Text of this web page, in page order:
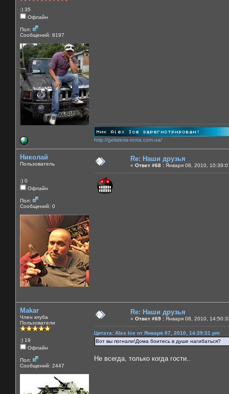
:) 35
Офлайн
Пол:
Сообщений: 8197
http://gelateria-roma.com.ua/
Николай
Пользователь
:) 0
Офлайн
Пол:
Сообщений: 0
Re: Наши друзья
« Ответ #68 : Января 08, 2010,
Makar
Член клуба
Пользователи
:) 19
Офлайн
Пол:
Сообщений: 2447
Re: Наши друзья
« Ответ #69 : Января 08, 2010,
Цитата: Alex Ice от Января 07, 2010, 14:39:31 pm
Вот вы погнали!Дома боитесь в душе нагибаться?
Не всегда, только когда гости..